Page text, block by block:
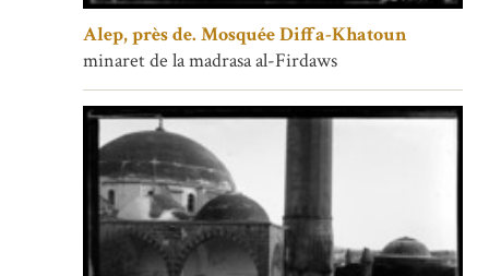
Alep, près de. Mosquée Diffa-Khatoun
minaret de la madrasa al-Firdaws